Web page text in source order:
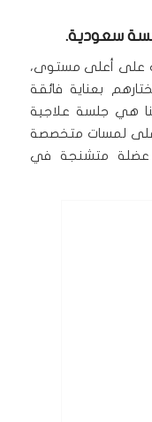
سعودية.
على أعلى مستوى،
بعناية فائقة
هي جلسة علاجية
لمسات متخصصة
عضلة متشنجة في